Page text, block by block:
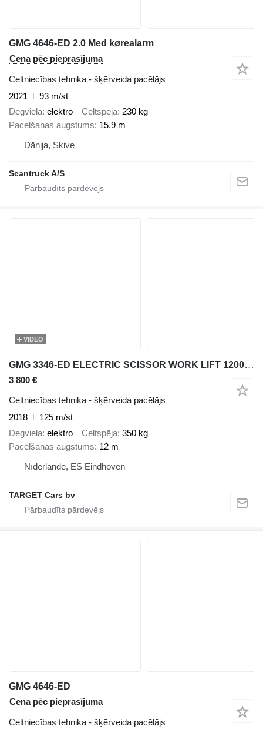
GMG 4646-ED 2.0 Med kørealarm
Cena pēc pieprasījuma
Celtniecības tehnika - šķērveida pacēlājs
2021
93 m/st
Degviela elektro Celtspēja 230 kg
Pacelšanas augstums 15,9 m
Dānija, Skive
Scantruck A/S
VIDEO
GMG 3346-ED ELECTRIC SCISSOR WORK LIFT 1200CM 03-18 2334601006
3 800 €
Celtniecības tehnika - šķērveida pacēlājs
2018
125 m/st
Degviela elektro Celtspēja 350 kg
Pacelšanas augstums 12 m
Nīderlande, ES Eindhoven
TARGET Cars bv
GMG 4646-ED
Cena pēc pieprasījuma
Celtniecības tehnika - šķērveida pacēlājs